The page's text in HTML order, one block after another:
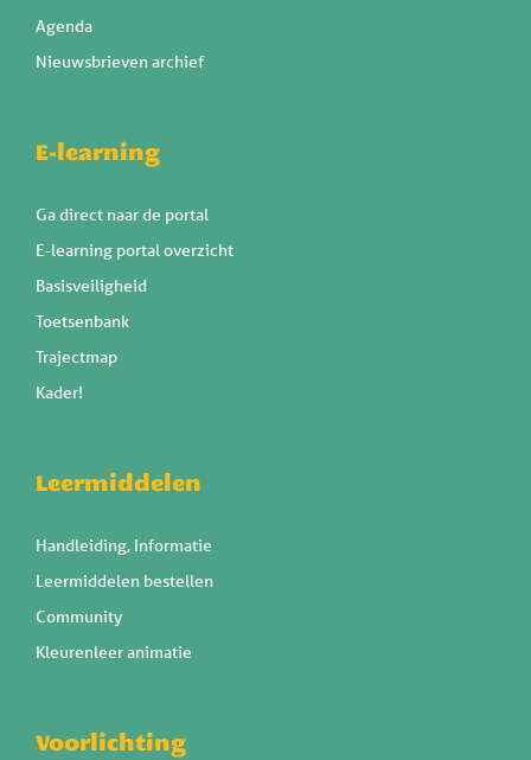
Agenda
Nieuwsbrieven archief
E-learning
Ga direct naar de portal
E-learning portal overzicht
Basisveiligheid
Toetsenbank
Trajectmap
Kader!
Leermiddelen
Handleiding, Informatie
Leermiddelen bestellen
Community
Kleurenleer animatie
Voorlichting